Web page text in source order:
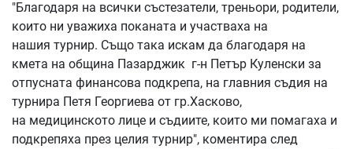
"Благодаря на всички състезатели, треньори, родители,
които ни уважиха поканата и участваха на
нашия турнир. Също така искам да благодаря на
кмета на община Пазарджик г-н Петър Куленски за
отпусната финансова подкрепа, на главния съдия на
турнира Петя Георгиева от гр.Хасково,
на медицинското лице и съдиите, които ми помагаха и
подкрепяха през целия турнир", коментира след